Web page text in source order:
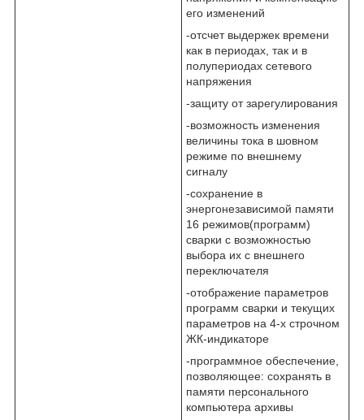
его изменений
-отсчет выдержек времени
как в периодах, так и в
полупериодах сетевого
напряжения
-защиту от зарегулирования
-возможность изменения
величины тока в шовном
режиме по внешнему
сигналу
-сохранение в
энергонезависимой памяти
16 режимов(программ)
сварки с возможностью
выбора их с внешнего
переключателя
-отображение параметров
программ сварки и текущих
параметров на 4-х строчном
ЖК-индикаторе
-программное обеспечение,
позволяющее: сохранять в
памяти персонального
компьютера архивы